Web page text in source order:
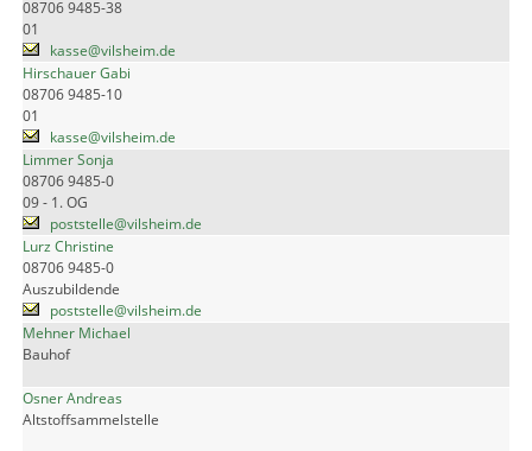
08706 9485-38
01
kasse@vilsheim.de
Hirschauer Gabi
08706 9485-10
01
kasse@vilsheim.de
Limmer Sonja
08706 9485-0
09 - 1. OG
poststelle@vilsheim.de
Lurz Christine
08706 9485-0
Auszubildende
poststelle@vilsheim.de
Mehner Michael
Bauhof
Osner Andreas
Altstoffsammelstelle